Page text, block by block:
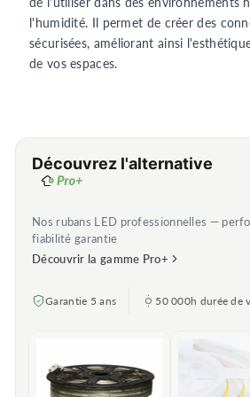
l'humidité. Il permet de créer des
sécurisées, améliorant ainsi
de vos espaces.
Découvrez l'alternative
Nos rubans LED professionnelles —
fiabilité garantie
Découvrir la gamme Pro+
Garantie 5 ans 50 000h durée de